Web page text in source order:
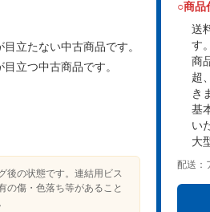
立たない中古商品です。
立つ中古商品です。
後の状態です。連結用ビス
の傷・色落ち等があること
○商品
送
す
商
超
き
基
い
大
配送：